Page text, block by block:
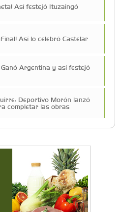
Así festejó Ituzaingó
Así lo celebró Castelar
Ganó Argentina y así festejó
Deportivo Morón lanzó
completar las obras
Manera: “Quiero dejar a la
alto”
desconocida de los arcos